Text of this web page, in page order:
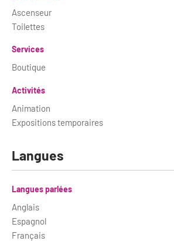
Ascenseur
Toilettes
Services
Boutique
Activités
Animation
Expositions temporaires
Langues
Langues parlées
Anglais
Espagnol
Français